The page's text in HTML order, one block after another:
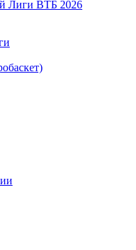
Лиги ВТБ 2026